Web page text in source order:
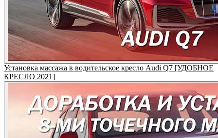
Установка массажа в водительское кресло Audi Q7 [УДОБНОЕ
КРЕСЛО 2021]